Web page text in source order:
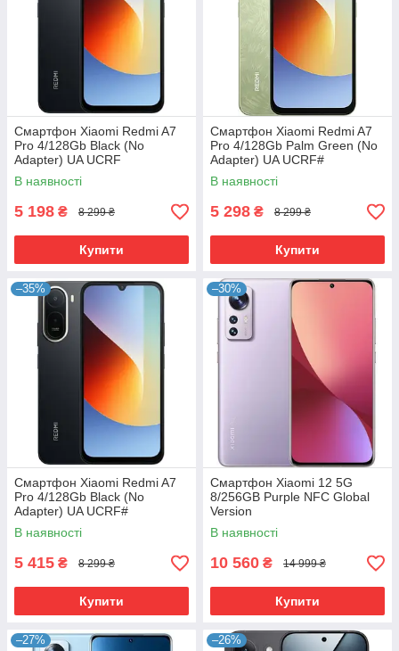
Смартфон Xiaomi Redmi A7
Pro 4/128Gb Black (No
Adapter) UA UCRF
В наявності
5 198 ₴ 8 299 ₴
Купити
Смартфон Xiaomi Redmi A7
Pro 4/128Gb Palm Green (No
Adapter) UA UCRF#
В наявності
5 298 ₴ 8 299 ₴
Купити
–35%
Смартфон Xiaomi Redmi A7
Pro 4/128Gb Black (No
Adapter) UA UCRF#
В наявності
5 415 ₴ 8 299 ₴
Купити
–30%
Смартфон Xiaomi 12 5G
8/256GB Purple NFC Global
Version
В наявності
10 560 ₴ 14 999 ₴
Купити
–27% –26%